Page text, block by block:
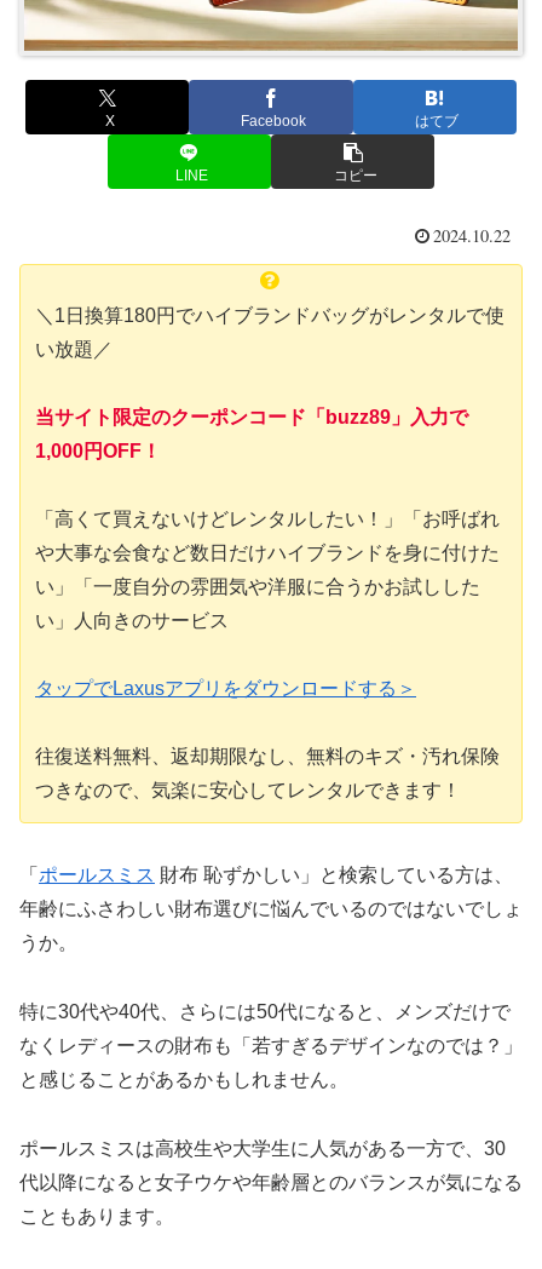
X Facebook はてブ
LINE コピー
2024.10.22
＼1日換算180円でハイブランドバッグがレンタルで使
い放題／
当サイト限定のクーポンコード「buzz89」入力で
1,000円OFF！
「高くて買えないけどレンタルしたい！」「お呼ばれ
や大事な会食など数日だけハイブランドを身に付けた
い」「一度自分の雰囲気や洋服に合うかお試しした
い」人向きのサービス
タップでLaxusアプリをダウンロードする＞
往復送料無料、返却期限なし、無料のキズ・汚れ保険
つきなので、気楽に安心してレンタルできます！
「 ポールスミス 財布 恥ずかしい」と検索している方は、
年齢にふさわしい財布選びに悩んでいるのではないでしょ
うか。
特に30代や40代、さらには50代になると、メンズだけで
なくレディースの財布も「若すぎるデザインなのでは？」
と感じることがあるかもしれません。
ポールスミスは高校生や大学生に人気がある一方で、30
代以降になると女子ウケや年齢層とのバランスが気になる
こともあります。